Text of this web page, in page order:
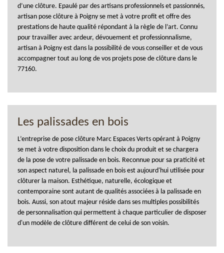
d’une clôture. Epaulé par des artisans professionnels et passionnés,
artisan pose clôture à Poigny se met à votre profit et offre des
prestations de haute qualité répondant à la règle de l’art. Connu
pour travailler avec ardeur, dévouement et professionnalisme,
artisan à Poigny est dans la possibilité de vous conseiller et de vous
accompagner tout au long de vos projets pose de clôture dans le
77160.
Les palissades en bois
L’entreprise de pose clôture Marc Espaces Verts opérant à Poigny
se met à votre disposition dans le choix du produit et se chargera
de la pose de votre palissade en bois. Reconnue pour sa praticité et
son aspect naturel, la palissade en bois est aujourd'hui utilisée pour
clôturer la maison. Esthétique, naturelle, écologique et
contemporaine sont autant de qualités associées à la palissade en
bois. Aussi, son atout majeur réside dans ses multiples possibilités
de personnalisation qui permettent à chaque particulier de disposer
d'un modèle de clôture différent de celui de son voisin.